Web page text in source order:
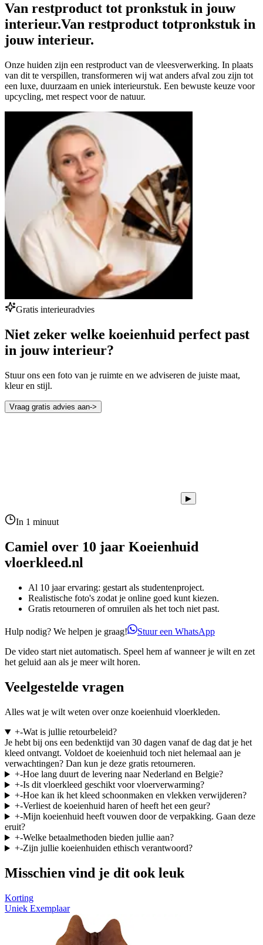
Van restproduct tot pronkstuk in jouw
interieur.Van restproduct totpronkstuk in
jouw interieur.
Onze huiden zijn een restproduct van de vleesverwerking. In plaats
van dit te verspillen, transformeren wij wat anders afval zou zijn tot
een luxe, duurzaam en uniek interieurstuk. Een bewuste keuze voor
upcycling, met respect voor de natuur.
Gratis interieuradvies
Niet zeker welke koeienhuid perfect past
in jouw interieur?
Stuur ons een foto van je ruimte en we adviseren de juiste maat,
kleur en stijl.
Vraag gratis advies aan->
▶
In 1 minuut
Camiel over 10 jaar Koeienhuid
vloerkleed.nl
Al 10 jaar ervaring: gestart als studentenproject.
Realistische foto's zodat je online goed kunt kiezen.
Gratis retourneren of omruilen als het toch niet past.
Hulp nodig? We helpen je graag!
Stuur een WhatsApp
De video start niet automatisch. Speel hem af wanneer je wilt en zet
het geluid aan als je meer wilt horen.
Veelgestelde vragen
Alles wat je wilt weten over onze koeienhuid vloerkleden.
+-Wat is jullie retourbeleid?
Je hebt bij ons een bedenktijd van 30 dagen vanaf de dag dat je het
kleed ontvangt. Voldoet de koeienhuid toch niet helemaal aan je
verwachtingen? Dan kun je deze gratis retourneren.
+-Hoe lang duurt de levering naar Nederland en Belgie?
+-Is dit vloerkleed geschikt voor vloerverwarming?
+-Hoe kan ik het kleed schoonmaken en vlekken verwijderen?
+-Verliest de koeienhuid haren of heeft het een geur?
+-Mijn koeienhuid heeft vouwen door de verpakking. Gaan deze
eruit?
+-Welke betaalmethoden bieden jullie aan?
+-Zijn jullie koeienhuiden ethisch verantwoord?
Misschien vind je dit ook leuk
Korting
Uniek Exemplaar